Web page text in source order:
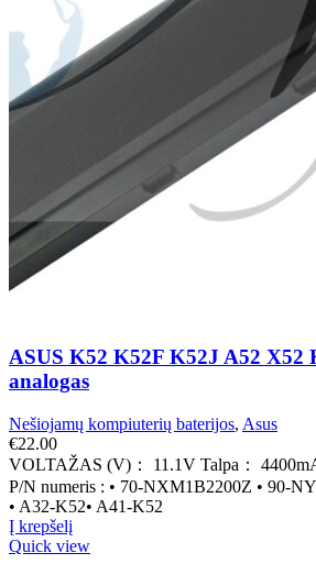
ASUS K52 K52F K52J A52 X52
analogas
Nešiojamų kompiuterių baterijos, Asus
€22.00
VOLTAŽAS (V)： 11.1V Talpa：
P/N numeris : • 70-NXM1B2200Z • 90-
• A32-K52• A41-K52
Į krepšelį
Quick view